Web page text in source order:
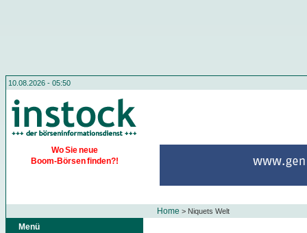
10.08.2026 - 05:50
Wo Sie neue
Boom-Börsen finden?!
Home > Niquets Welt
Menü